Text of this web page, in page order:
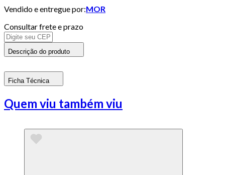
Vendido e entregue por:MOR
Consultar frete e prazo
Descrição do produto
Ficha Técnica
Quem viu também viu